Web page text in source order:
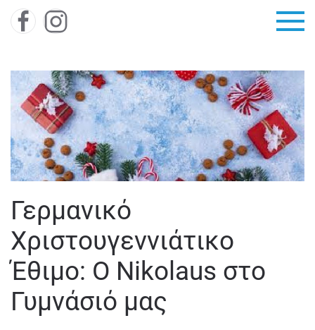
Skip to main content
Γερμανικό
Χριστουγεννιάτικο
Έθιμο: Ο Nikolaus στο
Γυμνάσιό μας